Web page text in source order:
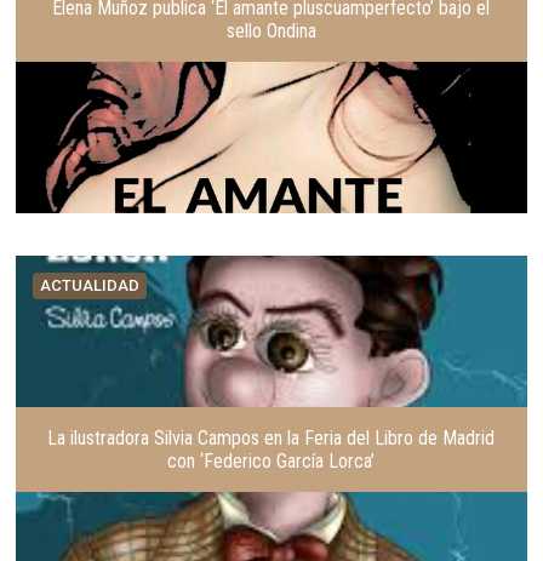
Elena Muñoz publica ‘El amante pluscuamperfecto’ bajo el
sello Ondina
ACTUALIDAD
La ilustradora Silvia Campos en la Feria del Libro de Madrid
con ‘Federico García Lorca’